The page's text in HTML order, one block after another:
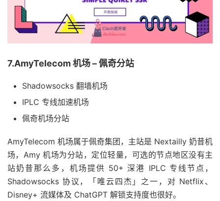
7.AmyTelecom 机场 – 佩奇分站
Shadowsocks 翻墙机场
IPLC 专线加速机场
佩奇机场分站
AmyTelecom 机场属于佩奇集团，主站是 Nextailly 奶昔机
场，Amy 机场为分站，定位轻量，可选的节点地区没有主
站奶昔那么多，机场提供 50+ 深港 IPLC 专线节点，
Shadowsocks 协议，「唯云四杰」之一，对 Netflix、
Disney+ 流媒体及 ChatGPT 解锁支持度也很好。